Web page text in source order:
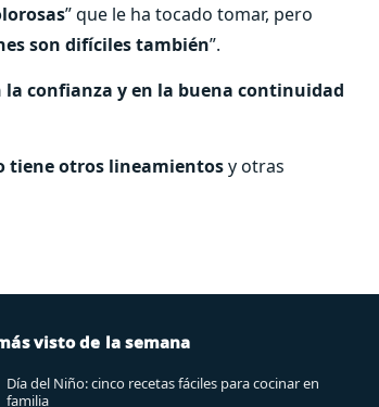
” que le ha tocado tomar, pero
son difíciles también”.
la confianza y en la buena continuidad
tiene otros lineamientosy otras
visto de la semana
Día del Niño: cinco recetas fáciles para cocinar en
familia